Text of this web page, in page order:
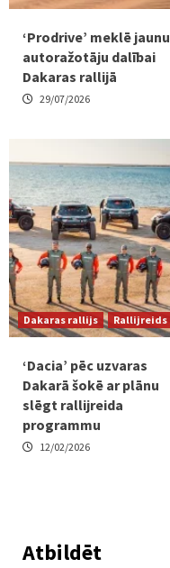
‘Prodrive’ meklē jaunu
autoražotāju dalībai
Dakaras rallijā
29/07/2026
Dakaras rallijs Rallijreids
‘Dacia’ pēc uzvaras
Dakarā šokē ar plānu
slēgt rallijreida
programmu
12/02/2026
Atbildēt